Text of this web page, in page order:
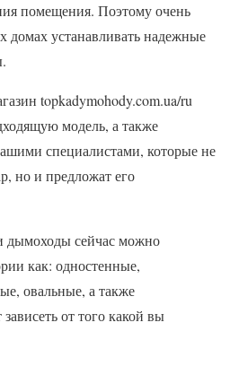
помещения. Поэтому очень
домах устанавливать надежные
topkadymohody.com.ua/ru
модель, а также
специалистами, которые не
но и предложат его
дымоходы сейчас можно
как: одностенные,
овальные, а также
от того какой вы